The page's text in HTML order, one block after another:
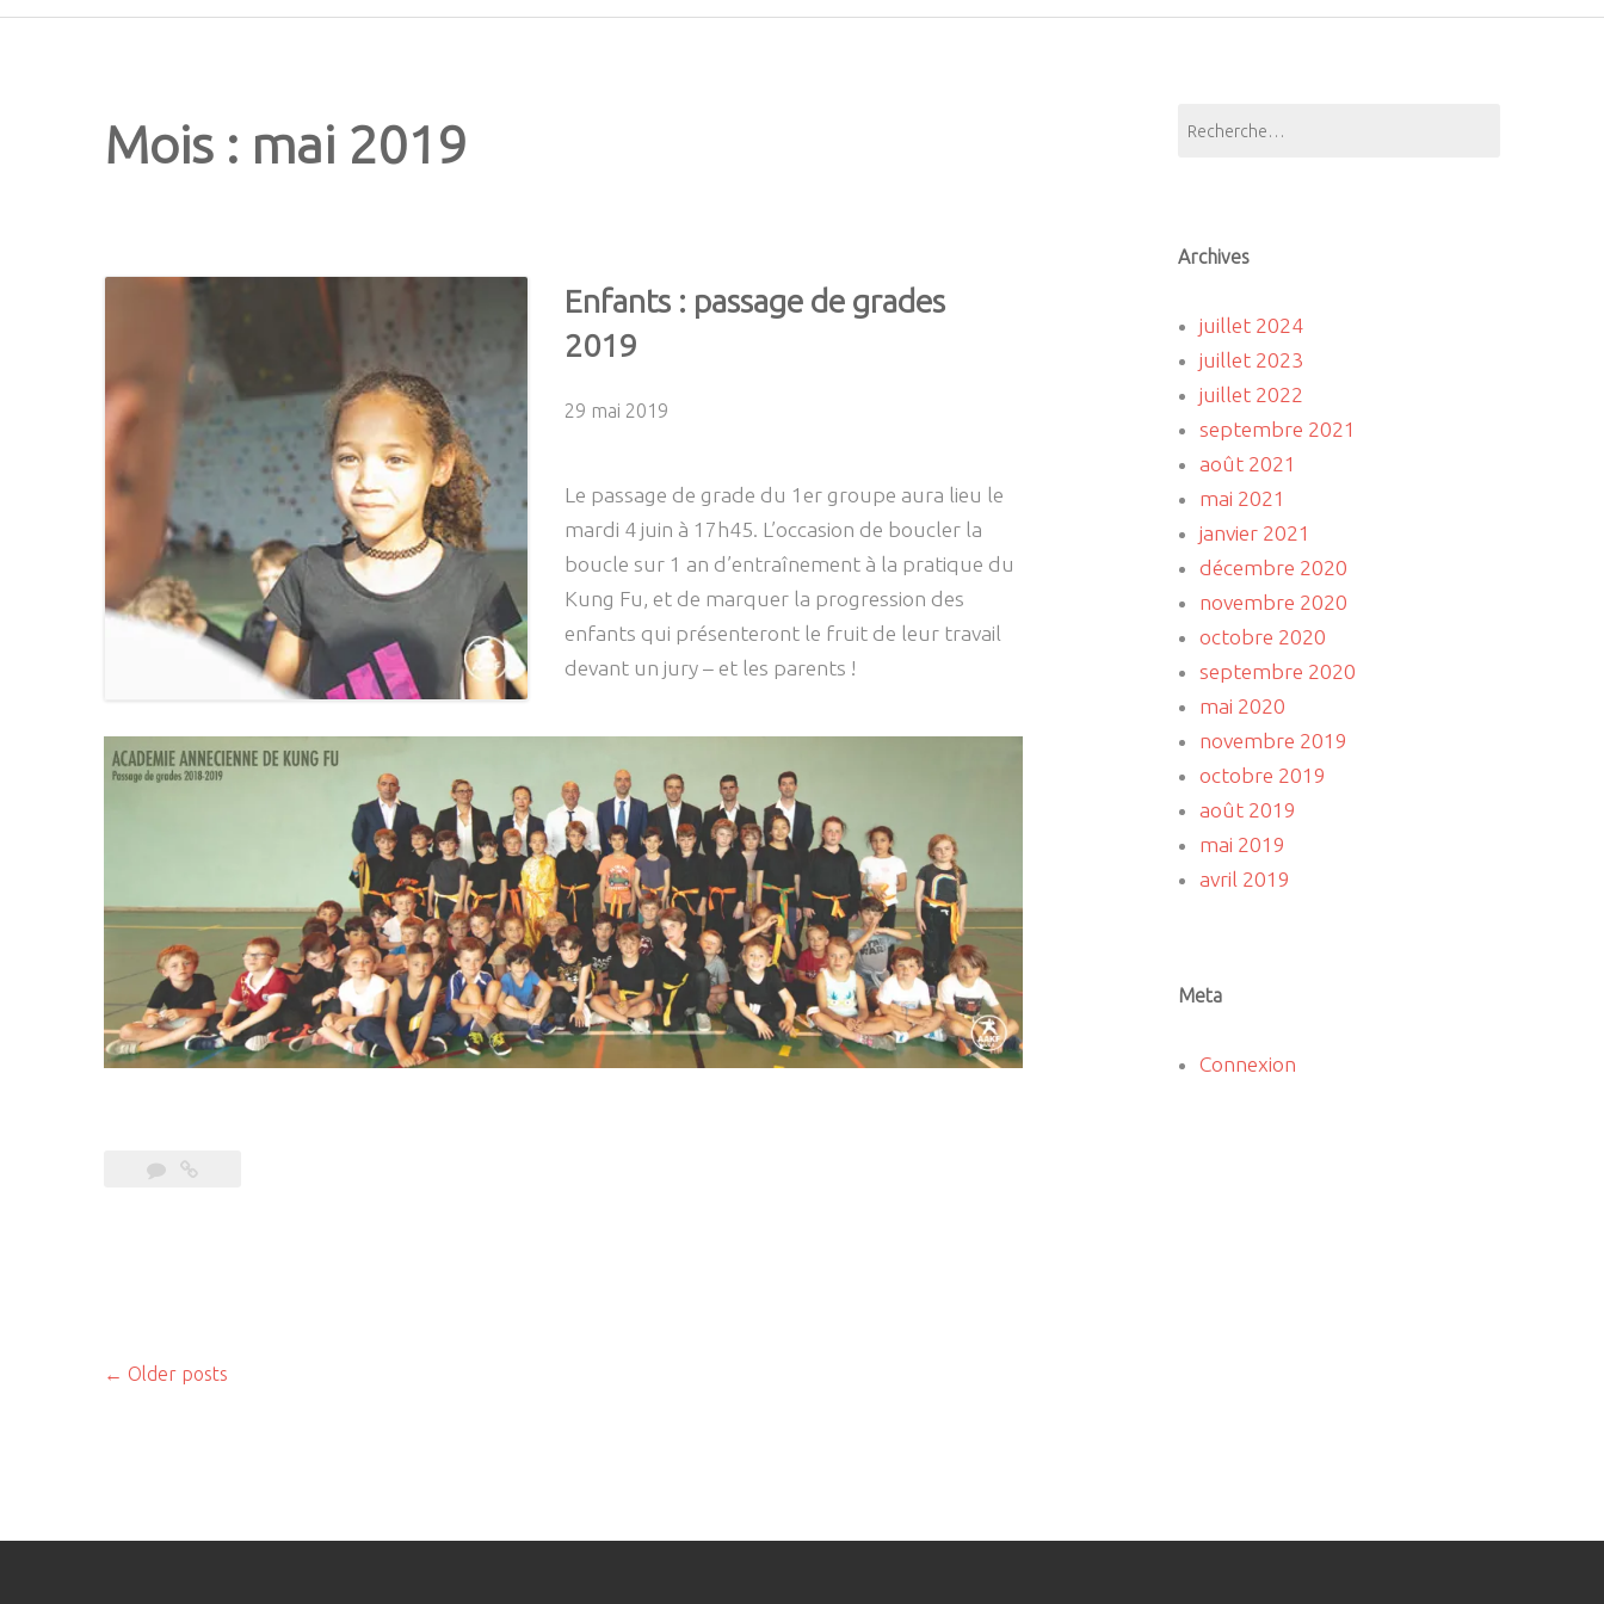
Mois : mai 2019
Enfants : passage de grades
2019
29 mai 2019
Le passage de grade du 1er groupe aura lieu le
mardi 4 juin à 17h45. L’occasion de boucler la
boucle sur 1 an d’entraînement à la pratique du
Kung Fu, et de marquer la progression des
enfants qui présenteront le fruit de leur travail
devant un jury – et les parents !
Posts
← Older posts
Archives
juillet 2024
juillet 2023
juillet 2022
septembre 2021
août 2021
mai 2021
janvier 2021
décembre 2020
novembre 2020
octobre 2020
septembre 2020
mai 2020
novembre 2019
octobre 2019
août 2019
mai 2019
avril 2019
Meta
Connexion